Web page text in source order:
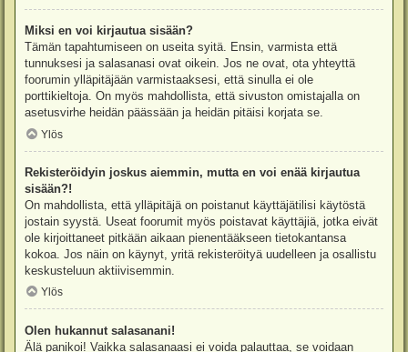
Miksi en voi kirjautua sisään?
Tämän tapahtumiseen on useita syitä. Ensin, varmista että
tunnuksesi ja salasanasi ovat oikein. Jos ne ovat, ota yhteyttä
foorumin ylläpitäjään varmistaaksesi, että sinulla ei ole
porttikieltoja. On myös mahdollista, että sivuston omistajalla on
asetusvirhe heidän päässään ja heidän pitäisi korjata se.
Ylös
Rekisteröidyin joskus aiemmin, mutta en voi enää kirjautua
sisään?!
On mahdollista, että ylläpitäjä on poistanut käyttäjätilisi käytöstä
jostain syystä. Useat foorumit myös poistavat käyttäjiä, jotka eivät
ole kirjoittaneet pitkään aikaan pienentääkseen tietokantansa
kokoa. Jos näin on käynyt, yritä rekisteröityä uudelleen ja osallistu
keskusteluun aktiivisemmin.
Ylös
Olen hukannut salasanani!
Älä panikoi! Vaikka salasanaasi ei voida palauttaa, se voidaan